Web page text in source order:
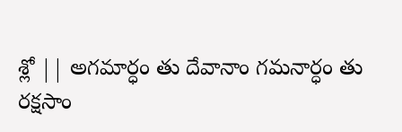
శ్లో || అగమార్ధం తు దేవానాం గమనార్ధం తు
రక్షసాం